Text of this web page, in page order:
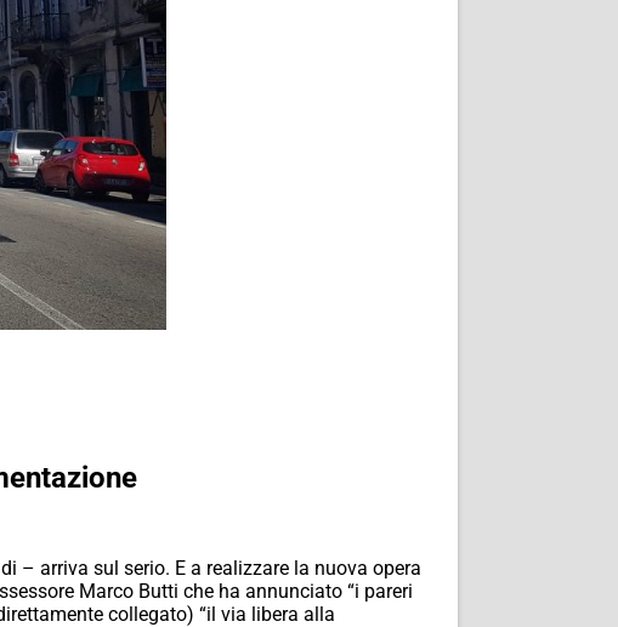
– arriva sul serio. E a realizzare la nuova opera
Marco Butti che ha annunciato “i pareri
collegato) “il via libera alla